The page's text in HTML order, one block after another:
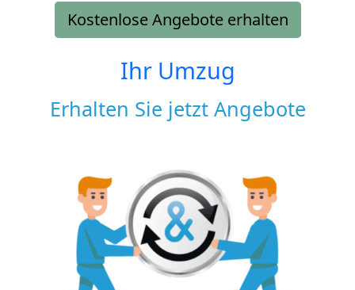
Kostenlose Angebote erhalten
Ihr Umzug
Erhalten Sie jetzt Angebote